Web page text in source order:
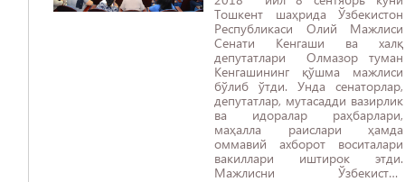
Тошкент шаҳрида Ўзбекистон
Республикаси Олий Мажлиси
Сенати Кенгаши ва халқ
депутатлари Олмазор туман
Кенгашининг қўшма мажлиси
бўлиб ўтди. Унда сенаторлар,
депутатлар, мутасадди вазирлик
ва идоралар раҳбарлари,
маҳалла раислари ҳамда
оммавий ахборот воситалари
вакиллари иштирок этди.
Мажлисни Ўзбекистон